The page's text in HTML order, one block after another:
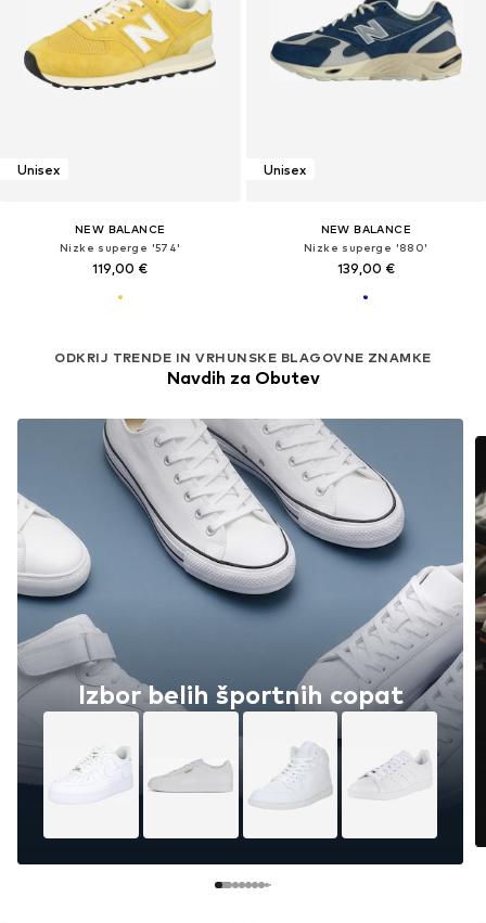
Unisex
NEW BALANCE
Nizke superge '574'
119,00 €
ODKRIJ TRENDE IN VRHUNSKE BLAGOVNE ZNAMKE
Navdih za Obutev
Izbor belih športnih copat
Unisex
NEW BALANCE
Nizke superge '880'
139,00 €